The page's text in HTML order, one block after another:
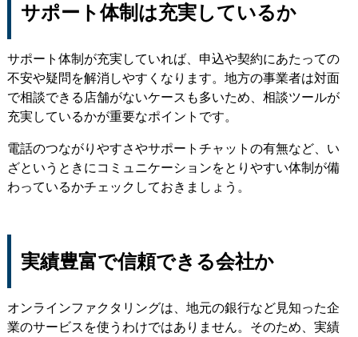
サポート体制は充実しているか
サポート体制が充実していれば、申込や契約にあたっての
不安や疑問を解消しやすくなります。地方の事業者は対面
で相談できる店舗がないケースも多いため、相談ツールが
充実しているかが重要なポイントです。
電話のつながりやすさやサポートチャットの有無など、い
ざというときにコミュニケーションをとりやすい体制が備
わっているかチェックしておきましょう。
実績豊富で信頼できる会社か
オンラインファクタリングは、地元の銀行など見知った企
業のサービスを使うわけではありません。そのため、実績